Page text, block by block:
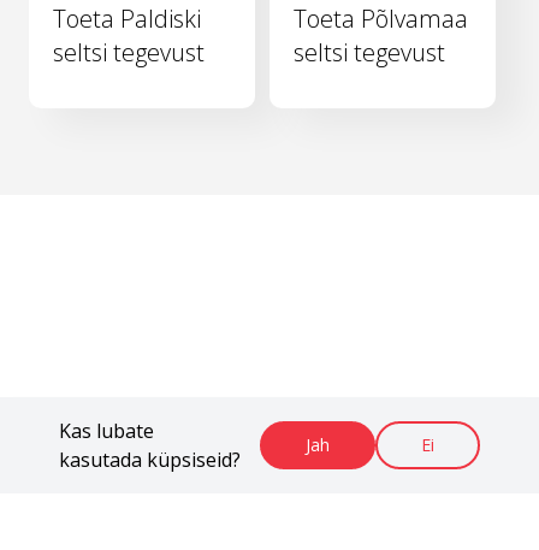
Kas lubate
kasutada küpsiseid?
Jah Ei
Toeta Paldiski
seltsi tegevust
Toeta Põlvamaa
seltsi tegevust